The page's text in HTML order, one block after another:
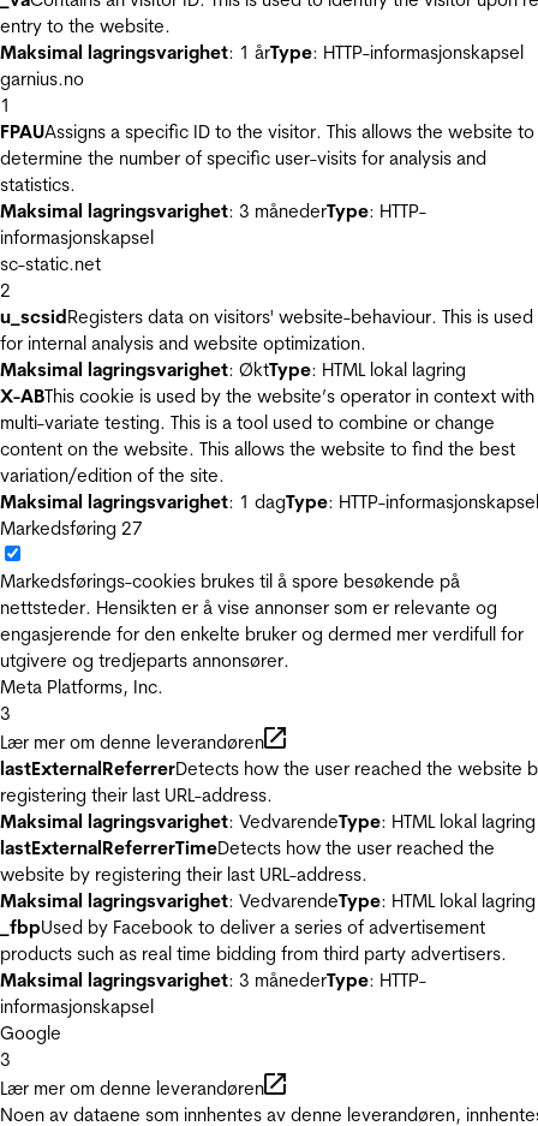
entry to the website.
Maksimal lagringsvarighet: 1 årType: HTTP-informasjonskapsel
garnius.no
1
FPAUAssigns a specific ID to the visitor. This allows the website to
determine the number of specific user-visits for analysis and
statistics.
Maksimal lagringsvarighet: 3 månederType: HTTP-
informasjonskapsel
sc-static.net
2
u_scsidRegisters data on visitors' website-behaviour. This is used
for internal analysis and website optimization.
Maksimal lagringsvarighet: ØktType: HTML lokal lagring
X-ABThis cookie is used by the website’s operator in context with
multi-variate testing. This is a tool used to combine or change
content on the website. This allows the website to find the best
variation/edition of the site.
Maksimal lagringsvarighet: 1 dagType: HTTP-informasjonskapsel
Markedsføring 27
Markedsførings-cookies brukes til å spore besøkende på
nettsteder. Hensikten er å vise annonser som er relevante og
engasjerende for den enkelte bruker og dermed mer verdifull for
utgivere og tredjeparts annonsører.
Meta Platforms, Inc.
3
Lær mer om denne leverandøren
lastExternalReferrerDetects how the user reached the website
registering their last URL-address.
Maksimal lagringsvarighet: VedvarendeType: HTML lokal lagring
lastExternalReferrerTimeDetects how the user reached the
website by registering their last URL-address.
Maksimal lagringsvarighet: VedvarendeType: HTML lokal lagring
_fbpUsed by Facebook to deliver a series of advertisement
products such as real time bidding from third party advertisers.
Maksimal lagringsvarighet: 3 månederType: HTTP-
informasjonskapsel
Google
3
Lær mer om denne leverandøren
Noen av dataene som innhentes av denne leverandøren,